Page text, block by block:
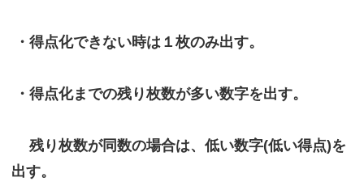
・得点化できない時は１枚のみ出す。
・得点化までの残り枚数が多い数字を出す。
残り枚数が同数の場合は、低い数字(低い得点)を
出す。